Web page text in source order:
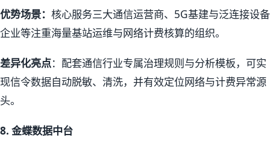
优势场景： 核心服务三大通信运营商、5G基建与泛连接设备
企业等注重海量基站运维与网络计费核算的组织。
差异化亮点：配套通信行业专属治理规则与分析模板，可实
现信令数据自动脱敏、清洗，并有效定位网络与计费异常源
头。
8. 金蝶数据中台